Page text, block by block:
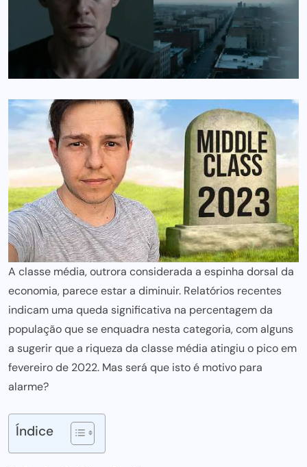
A classe média, outrora considerada a espinha dorsal da
economia, parece estar a diminuir. Relatórios recentes
indicam uma queda significativa na percentagem da
população que se enquadra nesta categoria, com alguns
a sugerir que a riqueza da classe média atingiu o pico em
fevereiro de 2022. Mas será que isto é motivo para
alarme?
Índice